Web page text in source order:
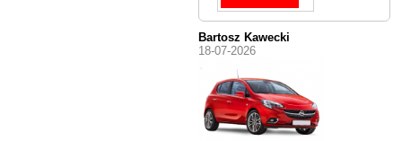
Bartosz Kawecki
18-07-2026